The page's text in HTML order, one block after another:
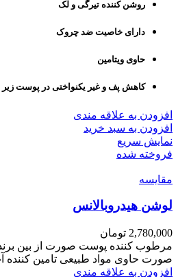
روشن کننده تیرگی و لک
دارای خاصیت ضد چروک
حاوی ویتامین
کاهش پف و غیر یکنواختی در پوست
افزودن به علاقه مندی
افزودن به سبد خرید
نمایش سریع
فروخته شده
مقايسه
لوشن هیدروبالانس
2,780,000 تومان
مرطوب کننده پوست صورت از بین
صورت حاوی مواد طبیعی تامین کننده
افزودن به علاقه مندی